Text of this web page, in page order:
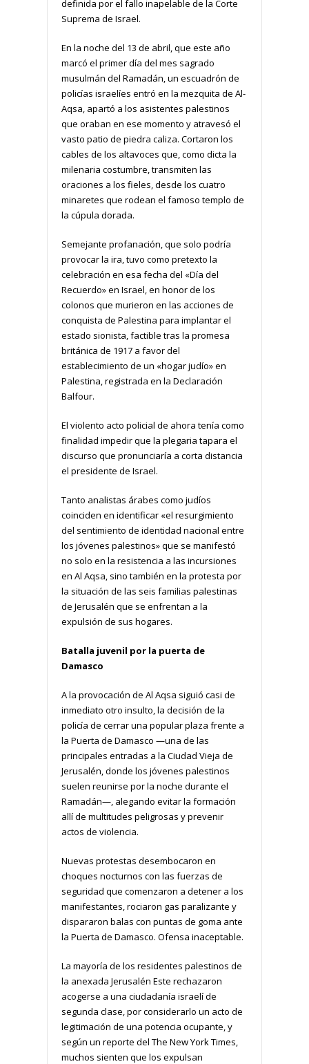
definida por el fallo inapelable de la Corte
Suprema de Israel.
En la noche del 13 de abril, que este año
marcó el primer día del mes sagrado
musulmán del Ramadán, un escuadrón de
policías israelíes entró en la mezquita de Al-
Aqsa, apartó a los asistentes palestinos
que oraban en ese momento y atravesó el
vasto patio de piedra caliza. Cortaron los
cables de los altavoces que, como dicta la
milenaria costumbre, transmiten las
oraciones a los fieles, desde los cuatro
minaretes que rodean el famoso templo de
la cúpula dorada.
Semejante profanación, que solo podría
provocar la ira, tuvo como pretexto la
celebración en esa fecha del «Día del
Recuerdo» en Israel, en honor de los
colonos que murieron en las acciones de
conquista de Palestina para implantar el
estado sionista, factible tras la promesa
británica de 1917 a favor del
establecimiento de un «hogar judío» en
Palestina, registrada en la Declaración
Balfour.
El violento acto policial de ahora tenía como
finalidad impedir que la plegaria tapara el
discurso que pronunciaría a corta distancia
el presidente de Israel.
Tanto analistas árabes como judíos
coinciden en identificar «el resurgimiento
del sentimiento de identidad nacional entre
los jóvenes palestinos» que se manifestó
no solo en la resistencia a las incursiones
en Al Aqsa, sino también en la protesta por
la situación de las seis familias palestinas
de Jerusalén que se enfrentan a la
expulsión de sus hogares.
Batalla juvenil por la puerta de
Damasco
A la provocación de Al Aqsa siguió casi de
inmediato otro insulto, la decisión de la
policía de cerrar una popular plaza frente a
la Puerta de Damasco —una de las
principales entradas a la Ciudad Vieja de
Jerusalén, donde los jóvenes palestinos
suelen reunirse por la noche durante el
Ramadán—, alegando evitar la formación
allí de multitudes peligrosas y prevenir
actos de violencia.
Nuevas protestas desembocaron en
choques nocturnos con las fuerzas de
seguridad que comenzaron a detener a los
manifestantes, rociaron gas paralizante y
dispararon balas con puntas de goma ante
la Puerta de Damasco. Ofensa inaceptable.
La mayoría de los residentes palestinos de
la anexada Jerusalén Este rechazaron
acogerse a una ciudadanía israelí de
segunda clase, por considerarlo un acto de
legitimación de una potencia ocupante, y
según un reporte del The New York Times,
muchos sienten que los expulsan